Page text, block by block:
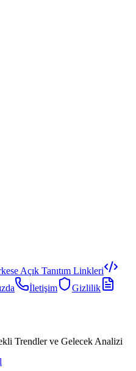
Açık Tanıtım Linkleri
İletişim
Gizlilik
Trendler ve Gelecek Analizi